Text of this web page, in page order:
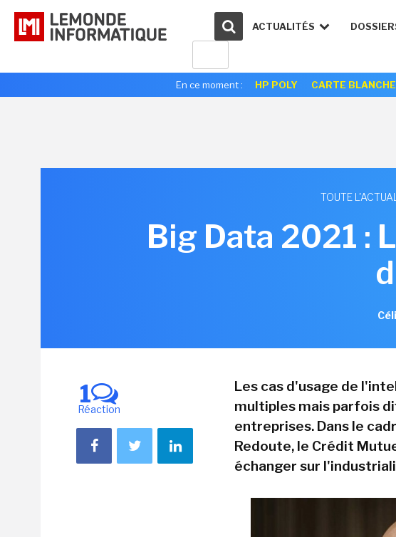
ACTUALITÉS
En ce moment : HP POLY CARTE BLANCHE
TOUTE
Big Data 2021 :
1
Réaction
Les cas d'usage de
multiples mais parfois
entreprises. Dans le
Redoute, le Crédit
échanger sur